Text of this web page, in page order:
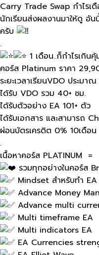
Carry Trade Swap กำไรเ
นักเรียนส่งผลงานมาให้ดู อั
ครับ​
.
1 เดือน..ก็กำไรเกินคุ้
คอร์ส Platinum ราคา
ระยะเวลาเรียนVDO​ ประมา
ได้รับ​ VDO​ รวม 40+ ชม.
ได้รับตัวอย่าง EA 101+ ตัว
ได้รับเอกสาร และสามารถ
ผ่อน​บัตรเครดิต​ 0% 10เดือ
.
เนื้อหาคอร์ส PLATINUM ​ =
รวมทุกอย่างในคอร์ส​
Mindset สำหรับ​ทำ
Advance Money
Advance multi
Multi timeframe EA
Multi indicators EA
EA Currencies